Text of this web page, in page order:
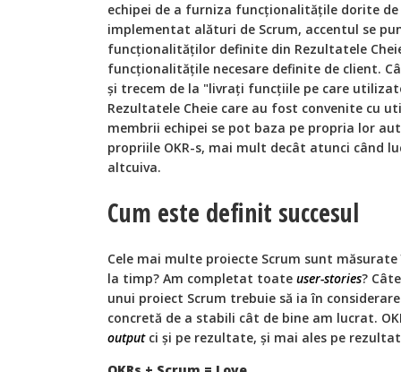
echipei de a furniza funcționalitățile dorite de
implementat alături de Scrum, accentul se
funcționalităților definite din Rezultatele
funcționalitățile necesare definite de client.
și trecem de la "livrați funcțiile pe care
Rezultatele Cheie care au fost convenite cu
membrii echipei se pot baza pe propria lor
propriile OKR-s, mai mult decât atunci când
altcuiva.
Cum este definit succesul
Cele mai multe proiecte Scrum sunt
la timp? Am completat toate user-stories?
unui proiect Scrum trebuie să ia în
concretă de a stabili cât de bine am lucrat.
outputci și pe rezultate, și mai ales pe